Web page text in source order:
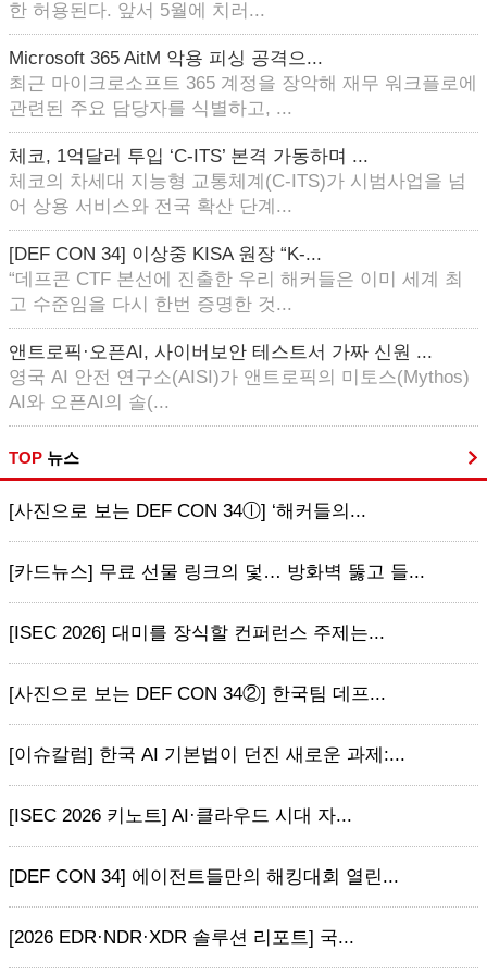
한 허용된다. 앞서 5월에 치러...
Microsoft 365 AitM 악용 피싱 공격으...
최근 마이크로소프트 365 계정을 장악해 재무 워크플로에
관련된 주요 담당자를 식별하고, ...
체코, 1억달러 투입 ‘C-ITS’ 본격 가동하며 ...
체코의 차세대 지능형 교통체계(C-ITS)가 시범사업을 넘
어 상용 서비스와 전국 확산 단계...
[DEF CON 34] 이상중 KISA 원장 “K-...
“데프콘 CTF 본선에 진출한 우리 해커들은 이미 세계 최
고 수준임을 다시 한번 증명한 것...
앤트로픽·오픈AI, 사이버보안 테스트서 가짜 신원 ...
영국 AI 안전 연구소(AISI)가 앤트로픽의 미토스(Mythos)
AI와 오픈AI의 솔(...
TOP 뉴스
[사진으로 보는 DEF CON 34ⓛ] ‘해커들의...
[카드뉴스] 무료 선물 링크의 덫… 방화벽 뚫고 들...
[ISEC 2026] 대미를 장식할 컨퍼런스 주제는...
[사진으로 보는 DEF CON 34②] 한국팀 데프...
[이슈칼럼] 한국 AI 기본법이 던진 새로운 과제:...
[ISEC 2026 키노트] AI·클라우드 시대 자...
[DEF CON 34] 에이전트들만의 해킹대회 열린...
[2026 EDR·NDR·XDR 솔루션 리포트] 국...